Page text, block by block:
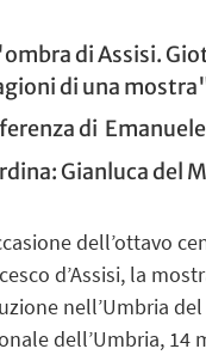
di Assisi.
di una mostra
di
Gianluca del
dell’ottavo
d’Assisi, la
nell’Umbria
dell’Umbria, 14